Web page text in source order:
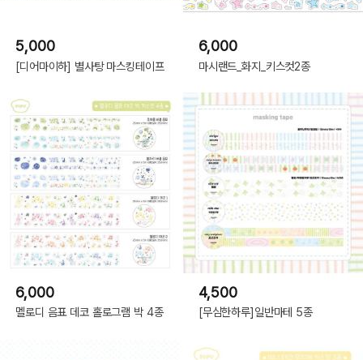
5,000
[디어마이하] 별사탕 마스킹테이프
6,000
마시랜드_화지_키스컷2종
6,000
멜로디 음표 데코 홀로그램 박 4종
4,500
[무심한하루]일반마테 5종